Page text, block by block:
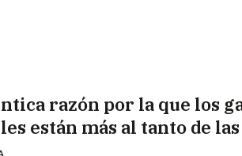
razón por la que los
están más al tanto de